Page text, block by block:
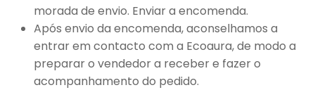
morada de envio. Enviar a encomenda.
Após envio da encomenda, aconselhamos a
entrar em contacto com a Ecoaura, de modo a
preparar o vendedor a receber e fazer o
acompanhamento do pedido.